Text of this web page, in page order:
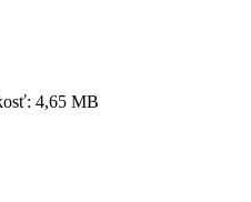
4,65 MB